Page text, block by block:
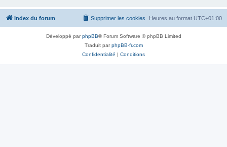
Index du forum Heures au format UTC+01:00
Supprimer les cookies
Développé parphpBB® Forum Software © phpBB Limited
Traduit parphpBB-fr.com
Confidentialité | Conditions